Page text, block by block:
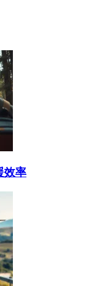
效率